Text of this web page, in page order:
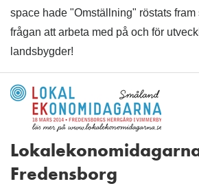
space hade "Omställning" röstats
frågan att arbeta med på och för
landsbygder!
Fredensborg